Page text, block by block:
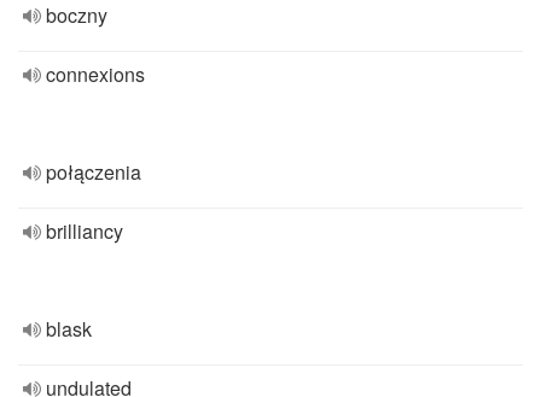
boczny
connexions
połączenia
brilliancy
blask
undulated